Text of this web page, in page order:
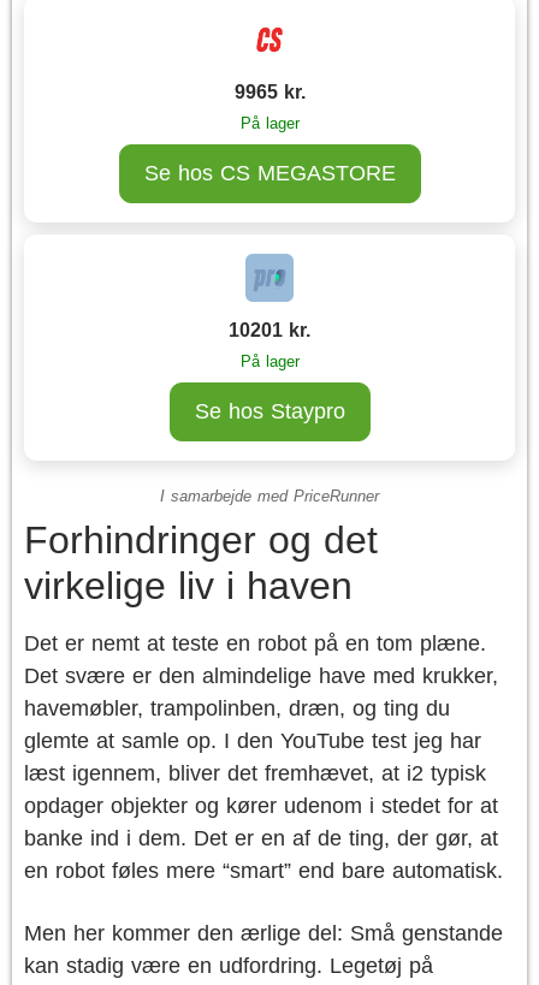
9965 kr.
På lager
Se hos CS MEGASTORE
10201 kr.
På lager
Se hos Staypro
I samarbejde med PriceRunner
Forhindringer og det
virkelige liv i haven
Det er nemt at teste en robot på en tom plæne.
Det svære er den almindelige have med krukker,
havemøbler, trampolinben, dræn, og ting du
glemte at samle op. I den YouTube test jeg har
læst igennem, bliver det fremhævet, at i2 typisk
opdager objekter og kører udenom i stedet for at
banke ind i dem. Det er en af de ting, der gør, at
en robot føles mere “smart” end bare automatisk.
Men her kommer den ærlige del: Små genstande
kan stadig være en udfordring. Legetøj på